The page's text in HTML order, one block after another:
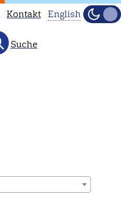
Kontakt
to
our
English
Hell
Suche